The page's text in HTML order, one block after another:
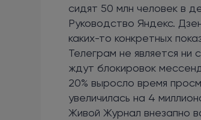
сидят 50 млн человек в
Руководство Яндекс.
каких-то конкретных
Телеграм не является
ждут блокировок
20% выросло время
увеличилась на 4
Живой Журнал внезапно